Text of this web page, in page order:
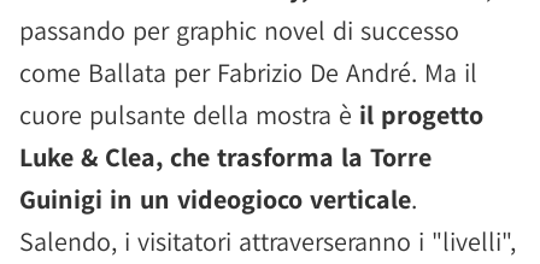
passando per graphic novel di successo
come Ballata per Fabrizio De André. Ma il
cuore pulsante della mostra è il progetto
Luke & Clea, che trasforma la Torre
Guinigi in un videogioco verticale.
Salendo, i visitatori attraverseranno i "livelli",